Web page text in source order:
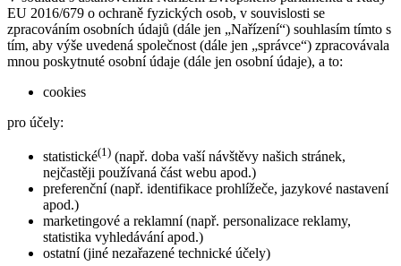
EU 2016/679 o ochraně fyzických osob, v souvislosti se
zpracováním osobních údajů (dále jen „Nařízení“) souhlasím tímto s
tím, aby výše uvedená společnost (dále jen „správce“) zpracovávala
mnou poskytnuté osobní údaje (dále jen osobní údaje), a to:
cookies
pro účely:
statistické(1) (např. doba vaší návštěvy našich stránek,
nejčastěji používaná část webu apod.)
preferenční (např. identifikace prohlížeče, jazykové nastavení
apod.)
marketingové a reklamní (např. personalizace reklamy,
statistika vyhledávání apod.)
ostatní (jiné nezařazené technické účely)